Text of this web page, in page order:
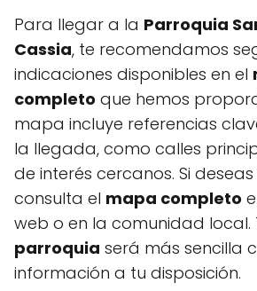
Para llegar a la Parroquia
Cassia, te recomendamos
indicaciones disponibles en el
completo que hemos
mapa incluye referencias
la llegada, como calles
de interés cercanos. Si
consulta el mapa completo
web o en la comunidad local.
parroquia será más sencilla
información a tu disposición.